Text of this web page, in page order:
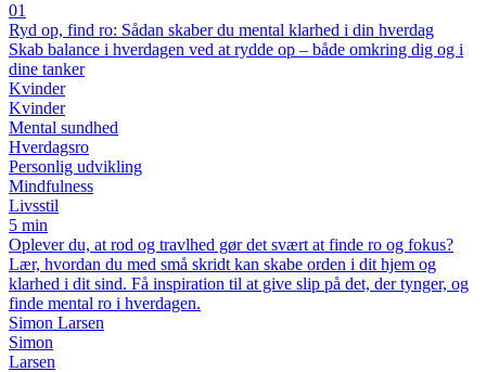
01
Ryd op, find ro: Sådan skaber du mental klarhed i din hverdag
Skab balance i hverdagen ved at rydde op – både omkring dig og i
dine tanker
Kvinder
Kvinder
Mental sundhed
Hverdagsro
Personlig udvikling
Mindfulness
Livsstil
5 min
Oplever du, at rod og travlhed gør det svært at finde ro og fokus?
Lær, hvordan du med små skridt kan skabe orden i dit hjem og
klarhed i dit sind. Få inspiration til at give slip på det, der tynger, og
finde mental ro i hverdagen.
Simon Larsen
Simon
Larsen